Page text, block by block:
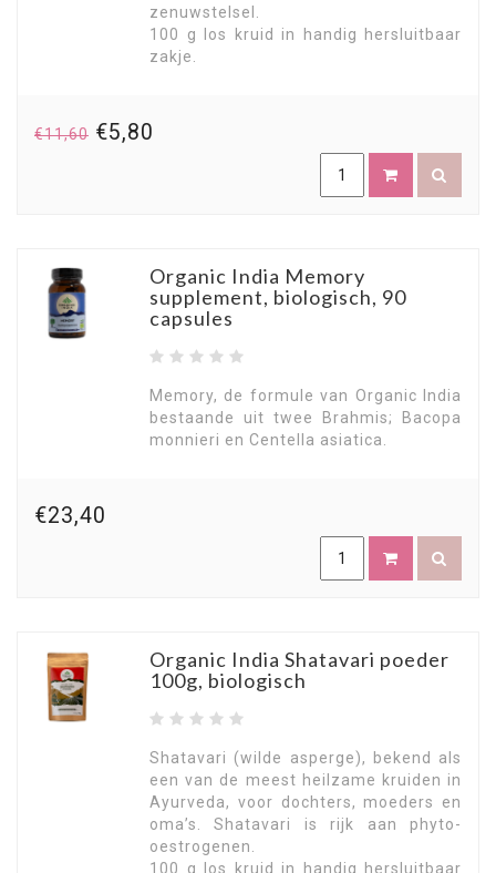
zenuwstelsel.
100 g los kruid in handig hersluitbaar
zakje.
€11,60 €5,80
Organic India Memory
supplement, biologisch, 90
capsules
Memory, de formule van Organic India
bestaande uit twee Brahmis; Bacopa
monnieri en Centella asiatica.
€23,40
Organic India Shatavari poeder
100g, biologisch
Shatavari (wilde asperge), bekend als
een van de meest heilzame kruiden in
Ayurveda, voor dochters, moeders en
oma’s. Shatavari is rijk aan phyto-
oestrogenen.
100 g los kruid in handig hersluitbaar